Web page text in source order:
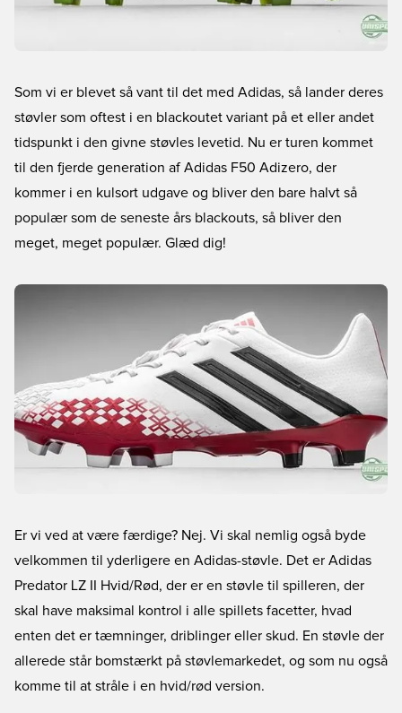
Som vi er blevet så vant til det med Adidas, så lander deres
støvler som oftest i en blackoutet variant på et eller andet
tidspunkt i den givne støvles levetid. Nu er turen kommet
til den fjerde generation af Adidas F50 Adizero, der
kommer i en kulsort udgave og bliver den bare halvt så
populær som de seneste års blackouts, så bliver den
meget, meget populær. Glæd dig!
Er vi ved at være færdige? Nej. Vi skal nemlig også byde
velkommen til yderligere en Adidas-støvle. Det er Adidas
Predator LZ II Hvid/Rød, der er en støvle til spilleren, der
skal have maksimal kontrol i alle spillets facetter, hvad
enten det er tæmninger, driblinger eller skud. En støvle der
allerede står bomstærkt på støvlemarkedet, og som nu også
komme til at stråle i en hvid/rød version.